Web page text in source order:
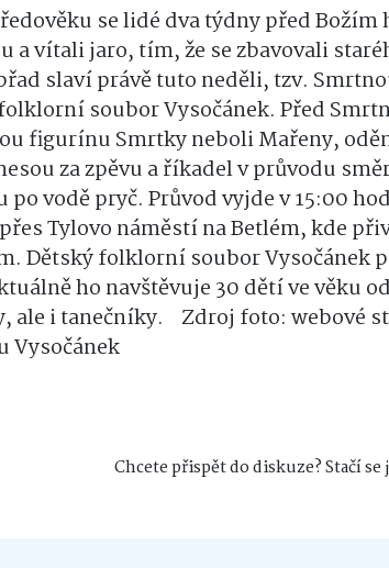
se lidé dva týdny před
a vítali jaro, tím, že se zbavovali
slaví právě tuto neděli, tzv.
soubor Vysočánek. Před
figurínu Smrtky neboli Mařeny,
za zpěvu a říkadel v průvodu
po vodě pryč.Průvod vyjde v 15:00
Tylovo náměstí na Betlém, kde
Dětský folklorní soubor Vysočánek
ho navštěvuje 30 dětí ve věku
ale i tanečníky.
Zdroj foto: webové
Vysočánek
Chcete přispět do diskuze? Stačí se